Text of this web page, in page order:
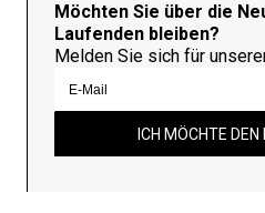
Möchten Sie über die
Laufenden bleiben?
Melden Sie sich für
ICH MÖCHTE